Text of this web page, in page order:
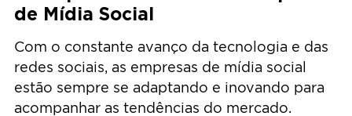
de Mídia Social
Com o constante avanço da tecnologia e das
redes sociais, as empresas de mídia social
estão sempre se adaptando e inovando para
acompanhar as tendências do mercado.